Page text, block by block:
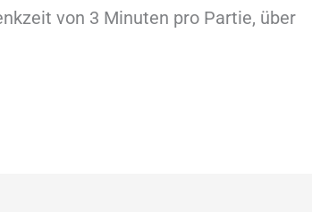
von 3 Minuten pro Partie, über